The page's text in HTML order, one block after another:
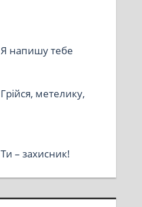
Я напишу тебе
Грійся, метелику,
Ти – захисник!